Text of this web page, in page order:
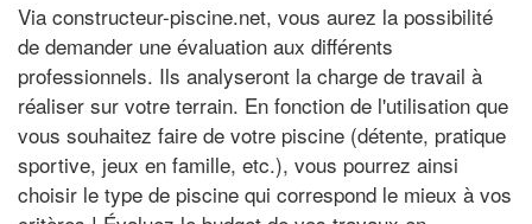
Via constructeur-piscine.net, vous aurez la possibilité
de demander une évaluation aux différents
professionnels. Ils analyseront la charge de travail à
réaliser sur votre terrain. En fonction de l'utilisation que
vous souhaitez faire de votre piscine (détente, pratique
sportive, jeux en famille, etc.), vous pourrez ainsi
choisir le type de piscine qui correspond le mieux à vos